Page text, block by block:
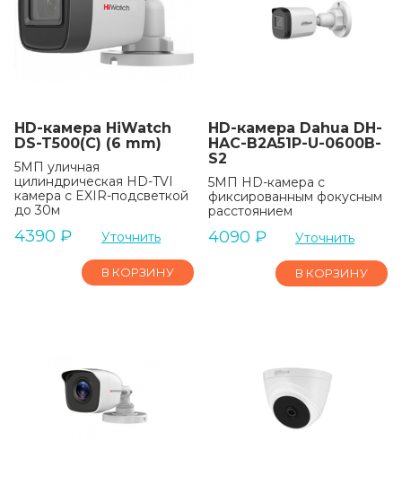
HD-камера HiWatch
DS-T500(C) (6 mm)
5МП уличная
цилиндрическая HD-TVI
камера с EXIR-подсветкой
до 30м
4390 ₽ Уточнить
В КОРЗИНУ
HD-камера Dahua DH-
HAC-B2A51P-U-0600B-
S2
5МП HD-камера с
фиксированным фокусным
расстоянием
4090 ₽ Уточнить
В КОРЗИНУ